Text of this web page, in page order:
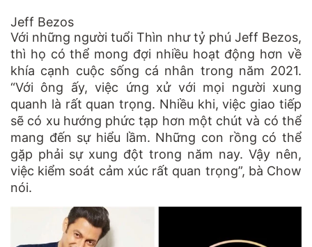
Jeff Bezos
Với những người tuổi Thìn như tỷ phú Jeff Bezos,
thì họ có thể mong đợi nhiều hoạt động hơn về
khía cạnh cuộc sống cá nhân trong năm 2021.
“Với ông ấy, việc ứng xử với mọi người xung
quanh là rất quan trọng. Nhiều khi, việc giao tiếp
sẽ có xu hướng phức tạp hơn một chút và có thể
mang đến sự hiểu lầm. Những con rồng có thể
gặp phải sự xung đột trong năm nay. Vậy nên,
việc kiểm soát cảm xúc rất quan trọng”, bà Chow
nói.